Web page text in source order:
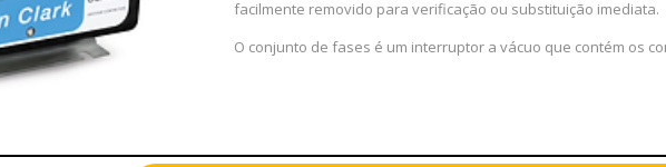
facilmente removido para verificação ou substituição imediata.
O conjunto de fases é um interruptor a vácuo que contém os